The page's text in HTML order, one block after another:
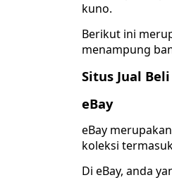
kuno.
Berikut ini
menampung
Situs Jual
eBay
eBay
koleksi
Di eBay, anda